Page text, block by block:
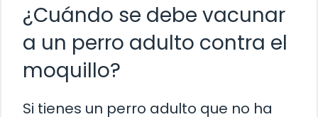
¿Cuándo se debe vacunar
a un perro adulto contra el
moquillo?
Si tienes un perro adulto que no ha